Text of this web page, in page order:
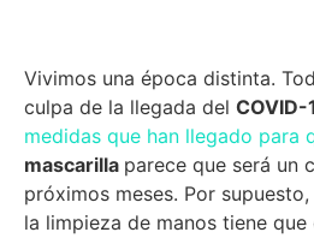
Vivimos una época distinta.
culpa de la llegada del COVID-
medidas que han llegado para
mascarilla parece que será un
próximos meses. Por
la limpieza de manos tiene